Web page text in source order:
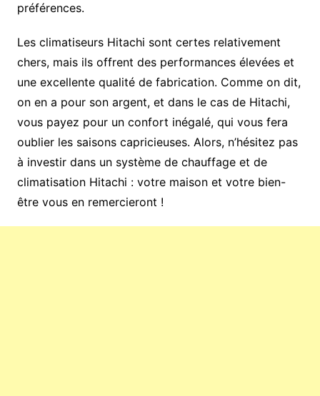
préférences.
Les climatiseurs Hitachi sont certes relativement
chers, mais ils offrent des performances élevées et
une excellente qualité de fabrication. Comme on dit,
on en a pour son argent, et dans le cas de Hitachi,
vous payez pour un confort inégalé, qui vous fera
oublier les saisons capricieuses. Alors, n’hésitez pas
à investir dans un système de chauffage et de
climatisation Hitachi : votre maison et votre bien-
être vous en remercieront !